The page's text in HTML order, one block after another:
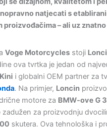
natjecati s
proizvođačima – ali uz
Voge Motorcyclesstoji
ova tvrtka je jedan od
Kini i globalni OEM partner za
. Na primjer, Loncin
motore za BMW-ove G
zadužen za proizvodnju
skutera. Ova tehnološka i